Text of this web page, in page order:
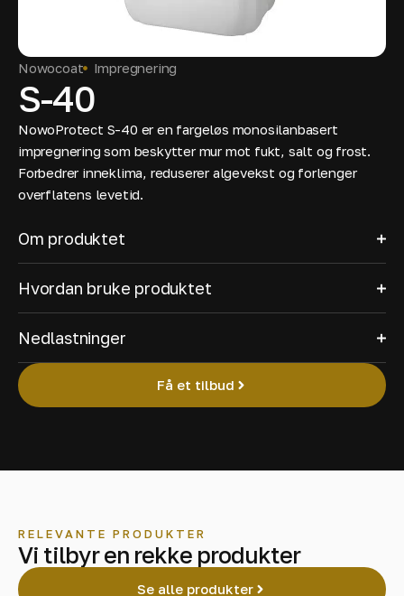
Nowocoat Impregnering
S-40
NowoProtect S-40 er en fargeløs monosilanbasert
impregnering som beskytter mur mot fukt, salt og frost.
Forbedrer inneklima, reduserer algevekst og forlenger
overflatens levetid.
Om produktet
Hvordan bruke produktet
Nedlastninger
Få et tilbud
RELEVANTE PRODUKTER
Vi tilbyr en rekke produkter
Se alle produkter